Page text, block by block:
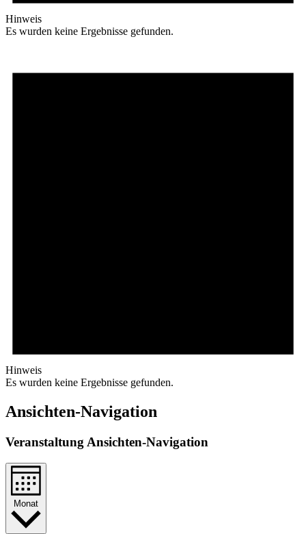
Hinweis
Es wurden keine Ergebnisse gefunden.
Hinweis
Es wurden keine Ergebnisse gefunden.
Ansichten-Navigation
Veranstaltung Ansichten-Navigation
Monat